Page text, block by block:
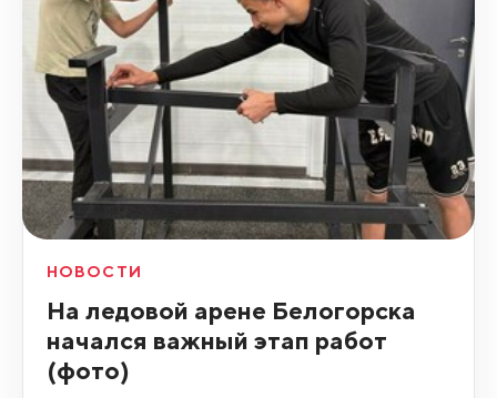
НОВОСТИ
На ледовой арене Белогорска
начался важный этап работ
(фото)